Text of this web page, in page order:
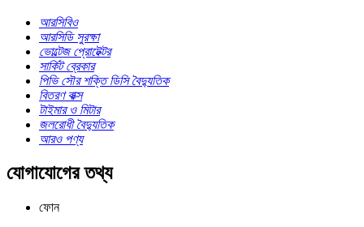
আরসিবিও
আরসিডি সুরক্ষা
ভোল্টেজ প্রোটেক্টর
সার্কিট ব্রেকার
পিভি সৌর শক্তি ডিসি বৈদ্যুতিক
বিতরণ বাক্স
টাইমার ও মিটার
জলরোধী বৈদ্যুতিক
আরও পণ্য
যোগাযোগের তথ্য
ফোন